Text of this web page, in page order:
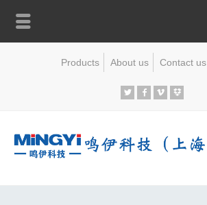
Products About us Contact us